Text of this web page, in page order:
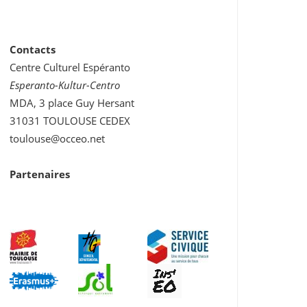
Contacts
Centre Culturel Espéranto
Esperanto-Kultur-Centro
MDA, 3 place Guy Hersant
31031 TOULOUSE CEDEX
toulouse@occeo.net
Partenaires